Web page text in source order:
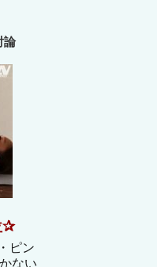
論
✰
ピン
ない